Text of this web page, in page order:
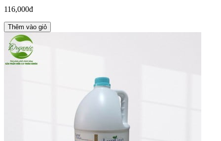
116,000đ
Thêm vào giỏ